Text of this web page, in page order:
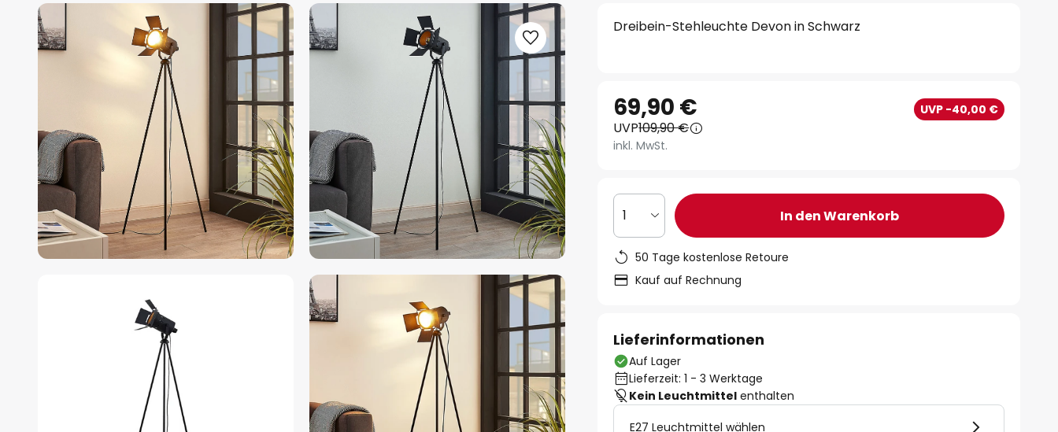
Zum
Ende
der
Dreibein-Stehleuchte Devon in Schwarz
69,90 € UVP -40,00 €
UVP109,90 €
inkl. MwSt.
1 In den Warenkorb
50 Tage kostenlose Retoure
Kauf auf Rechnung
Lieferinformationen
Auf Lager
Lieferzeit: 1 - 3 Werktage
Kein Leuchtmittel enthalten
E27 Leuchtmittel wählen